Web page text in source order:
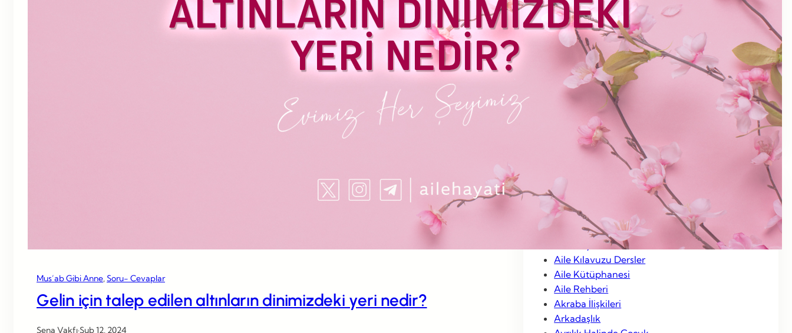
Mus’ab Gibi Anne, Soru- Cevaplar
Gelin için talep edilen altınların dinimizdeki yeri nedir?
Sena Vakfı·Şub 12, 2024
Haziran 2013
Mayıs 2013
Nisan 2013
Mart 2013
Şubat 2013
Ocak 2013
Kasım 2012
Ocak 2012
Categories
Aile Kılavuzu Dersler
Aile Kütüphanesi
Aile Rehberi
Akraba İlişkileri
Arkadaşlık